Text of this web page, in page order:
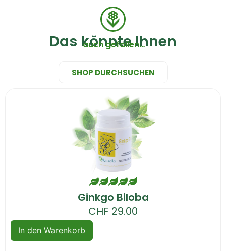
Das könnte Ihnen
auch gefallen…
SHOP DURCHSUCHEN
Ginkgo Biloba
CHF 29.00
In den Warenkorb